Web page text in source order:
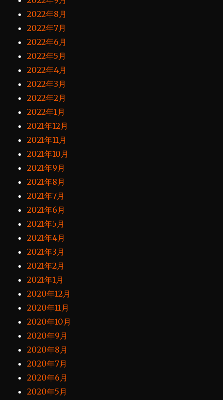
2022年8月
2022年7月
2022年6月
2022年5月
2022年4月
2022年3月
2022年2月
2022年1月
2021年12月
2021年11月
2021年10月
2021年9月
2021年8月
2021年7月
2021年6月
2021年5月
2021年4月
2021年3月
2021年2月
2021年1月
2020年12月
2020年11月
2020年10月
2020年9月
2020年8月
2020年7月
2020年6月
2020年5月